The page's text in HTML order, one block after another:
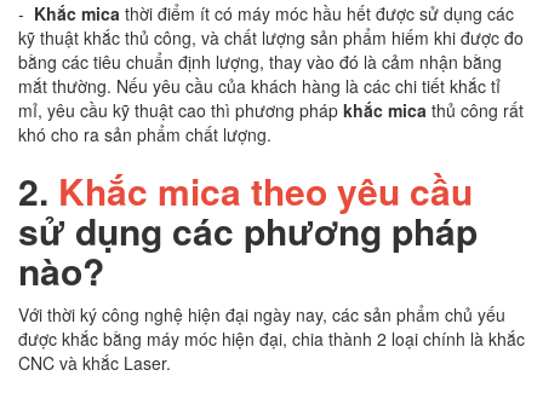
- Khắc mica thời điểm ít có máy móc hầu hết được sử dụng các
kỹ thuật khắc thủ công, và chất lượng sản phẩm hiếm khi được đo
bằng các tiêu chuẩn định lượng, thay vào đó là cảm nhận bằng
mắt thường. Nếu yêu cầu của khách hàng là các chi tiết khắc tỉ
mỉ, yêu cầu kỹ thuật cao thì phương pháp khắc mica thủ công rất
khó cho ra sản phẩm chất lượng.
2. Khắc mica theo yêu cầu
sử dụng các phương pháp
nào?
Với thời ký công nghệ hiện đại ngày nay, các sản phẩm chủ yếu
được khắc bằng máy móc hiện đại, chia thành 2 loại chính là khắc
CNC và khắc Laser.